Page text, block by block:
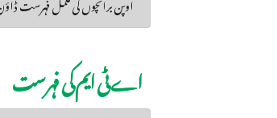
اے ٹی ایم کی فہرست